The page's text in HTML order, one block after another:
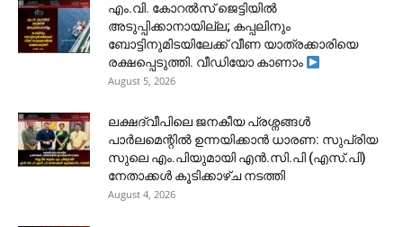
​എം.വി. കോറൽസ് ജെട്ടിയിൽ
അടുപ്പിക്കാനായില്ല; കപ്പലിനും
ബോട്ടിനുമിടയിലേക്ക് വീണ യാത്രക്കാരിയെ
രക്ഷപ്പെടുത്തി. വീഡിയോ കാണാം
August 5, 2026
ലക്ഷദ്വീപിലെ ജനകീയ പ്രശ്നങ്ങൾ
പാർലമെന്റിൽ ഉന്നയിക്കാൻ ധാരണ: സുപ്രിയ
സുലെ എം.പിയുമായി എൻ.സി.പി (എസ്.പി)
നേതാക്കൾ കൂടിക്കാഴ്ച നടത്തി
August 4, 2026